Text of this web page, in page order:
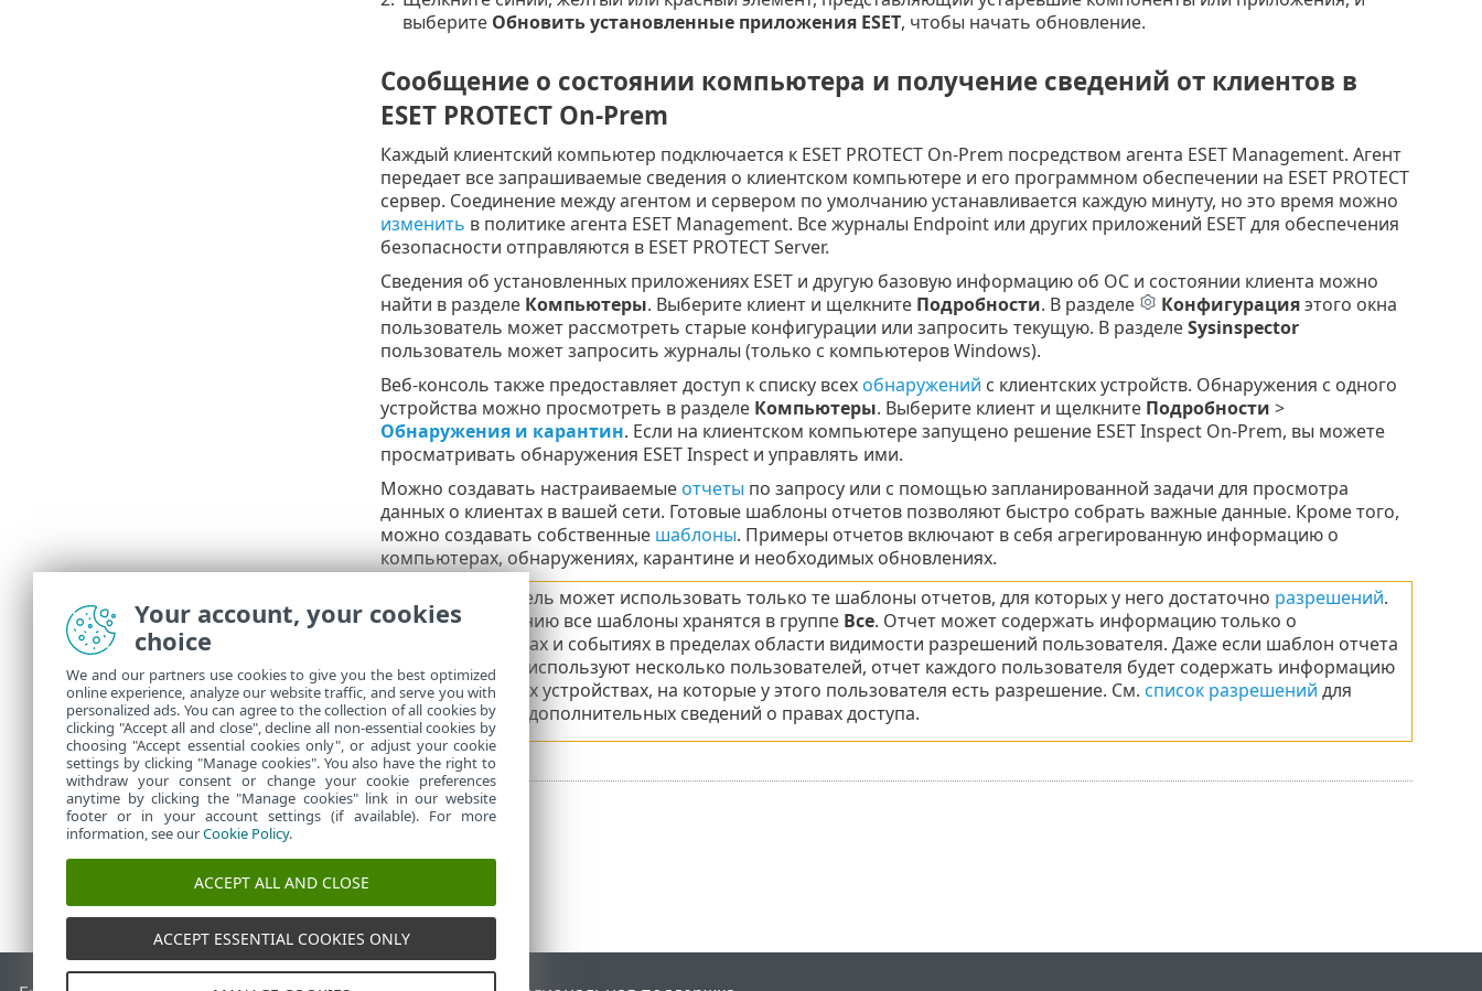
выберите Обновить установленные приложения ESET, чтобы начать обновление.
Сообщение о состоянии компьютера и получение сведений от клиентов в
ESET PROTECT On-Prem
Каждый клиентский компьютер подключается к ESET PROTECT On-Prem посредством агента ESET Management. Агент
передает все запрашиваемые сведения о клиентском компьютере и его программном обеспечении на ESET PROTECT
сервер. Соединение между агентом и сервером по умолчанию устанавливается каждую минуту, но это время можно
изменить в политике агента ESET Management. Все журналы Endpoint или других приложений ESET для обеспечения
безопасности отправляются в ESET PROTECT Server.
Сведения об установленных приложениях ESET и другую базовую информацию об ОС и состоянии клиента можно
найти в разделе Компьютеры. Выберите клиент и щелкните Подробности. В разделе Конфигурацияэтого окна
пользователь может рассмотреть старые конфигурации или запросить текущую. В разделеSysinspector
пользователь может запросить журналы (только с компьютеров Windows).
Веб-консоль также предоставляет доступ к списку всехобнаружений с клиентских устройств. Обнаружения с одного
устройства можно просмотреть в разделе Компьютеры. Выберите клиент и щелкните Подробности >
Обнаружения и карантин. Если на клиентском компьютере запущено решение ESET Inspect On-Prem, вы можете
просматривать обнаружения ESET Inspect и управлять ими.
Можно создавать настраиваемыеотчеты по запросу или с помощью запланированной задачи для просмотра
данных о клиентах в вашей сети. Готовые шаблоны отчетов позволяют быстро собрать важные данные. Кроме того,
можно создавать собственные шаблоны. Примеры отчетов включают в себя агрегированную информацию о
компьютерах, обнаружениях, карантине и необходимых обновлениях.
Пользователь может использовать только те шаблоны отчетов, для которых у него достаточно разрешений.
По умолчанию все шаблоны хранятся в группе Все. Отчет может содержать информацию только о
компьютерах и событиях в пределах области видимости разрешений пользователя. Даже если шаблон отчета
совместно используют несколько пользователей, отчет каждого пользователя будет содержать информацию
только о тех устройствах, на которые у этого пользователя есть разрешение. Cм. список разрешений для
получения дополнительных сведений о правах доступа.
Your account, your cookies
choice
We and our partners use cookies to give you the best optimized
online experience, analyze our website traffic, and serve you with
personalized ads. You can agree to the collection of all cookies by
clicking "Accept all and close", decline all non-essential cookies by
choosing "Accept essential cookies only", or adjust your cookie
settings by clicking "Manage cookies". You also have the right to
withdraw your consent or change your cookie preferences
anytime by clicking the "Manage cookies" link in our website
footer or in your account settings (if available). For more
information, see ourCookie Policy.
ACCEPT ALL AND CLOSE
ACCEPT ESSENTIAL COOKIES ONLY